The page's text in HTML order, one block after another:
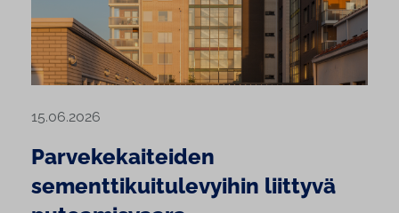
15.06.2026
Parvekekaiteiden
sementtikuitulevyihin liittyvä